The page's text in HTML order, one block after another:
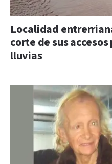
Localidad
corte de sus
lluvias